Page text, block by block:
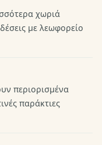
χωριά
με λεωφορείο
περιορισμένα
παράκτιες